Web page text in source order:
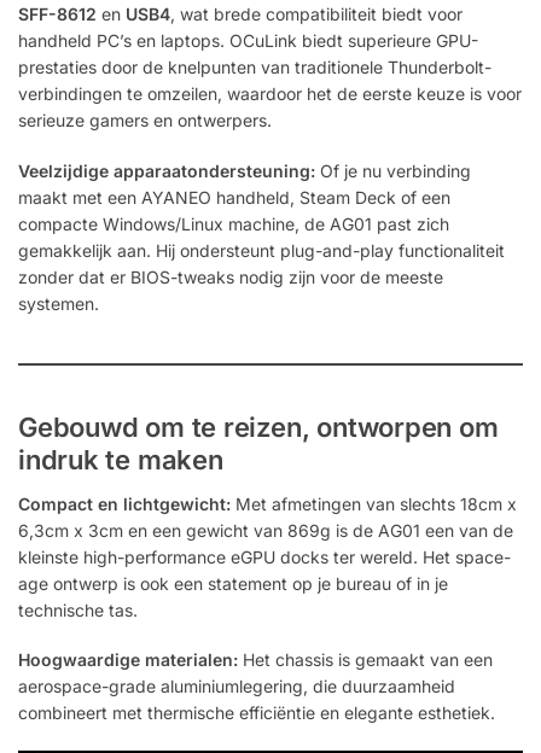
SFF-8612 en USB4, wat brede compatibiliteit biedt voor
handheld PC’s en laptops. OCuLink biedt superieure GPU-
prestaties door de knelpunten van traditionele Thunderbolt-
verbindingen te omzeilen, waardoor het de eerste keuze is voor
serieuze gamers en ontwerpers.
Veelzijdige apparaatondersteuning: Of je nu verbinding
maakt met een AYANEO handheld, Steam Deck of een
compacte Windows/Linux machine, de AG01 past zich
gemakkelijk aan. Hij ondersteunt plug-and-play functionaliteit
zonder dat er BIOS-tweaks nodig zijn voor de meeste
systemen.
Gebouwd om te reizen, ontworpen om
indruk te maken
Compact en lichtgewicht: Met afmetingen van slechts 18cm x
6,3cm x 3cm en een gewicht van 869g is de AG01 een van de
kleinste high-performance eGPU docks ter wereld. Het space-
age ontwerp is ook een statement op je bureau of in je
technische tas.
Hoogwaardige materialen: Het chassis is gemaakt van een
aerospace-grade aluminiumlegering, die duurzaamheid
combineert met thermische efficiëntie en elegante esthetiek.